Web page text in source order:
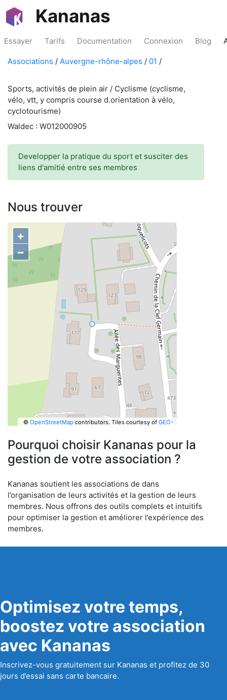
Kananas
Essayer Tarifs Documentation Connexion Blog
Associations / Auvergne-rhône-alpes / 01 /
Sports, activités de plein air / Cyclisme (cyclisme,
vélo, vtt, y compris course d.orientation à vélo,
cyclotourisme)
Waldec : W012000905
Developper la pratique du sport et susciter des
liens d'amitié entre ses membres
Nous trouver
+
−
© OpenStreetMapcontributors. Tiles courtesy of GEO-
Pourquoi choisir Kananas pour la
gestion de votre association ?
Kananas soutient les associations de dans
l’organisation de leurs activités et la gestion de leurs
membres. Nous offrons des outils complets et intuitifs
pour optimiser la gestion et améliorer l’expérience des
membres.
Optimisez votre temps,
boostez votre association
avec Kananas
Inscrivez-vous gratuitement sur Kananas et profitez de 30
jours d’essai sans carte bancaire.